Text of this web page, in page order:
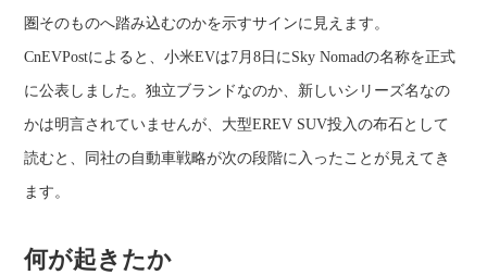
圏そのものへ踏み込むのかを示すサインに見えます。
CnEVPostによると、小米EVは7月8日にSky Nomadの名称を正式
に公表しました。独立ブランドなのか、新しいシリーズ名なの
かは明言されていませんが、大型EREV SUV投入の布石として
読むと、同社の自動車戦略が次の段階に入ったことが見えてき
ます。
何が起きたか